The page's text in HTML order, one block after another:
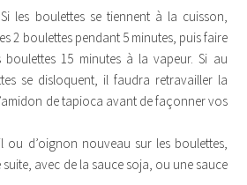
les boulettes se tiennent à la cuisson,
2 boulettes pendant 5 minutes, puis faire
boulettes 15 minutes à la vapeur. Si au
se disloquent, il faudra retravailler la
de tapioca avant de façonner vos
ou d’oignon nouveau sur les boulettes,
avec de la sauce soja, ou une sauce